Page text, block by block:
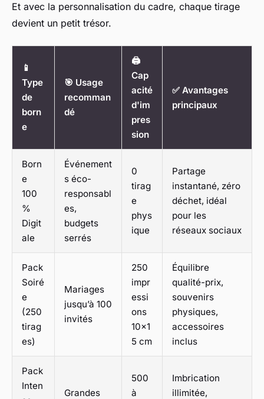
Et avec la personnalisation du cadre, chaque tirage
devient un petit trésor.
📱
Type
de
born
e
🎯 Usage
recomman
dé
🖨️
Cap
acité
d'im
pres
sion
✅ Avantages
principaux
Born
e
100
%
Digit
ale
Événement
s éco-
responsabl
es,
budgets
serrés
0
tirag
e
phys
ique
Partage
instantané, zéro
déchet, idéal
pour les
réseaux sociaux
Pack
Soiré
e
(250
tirag
es)
Mariages
jusqu’à 100
invités
250
impr
essi
ons
10×1
5 cm
Équilibre
qualité-prix,
souvenirs
physiques,
accessoires
inclus
Pack
Inten
Grandes
500
à
Imbrication
illimitée,